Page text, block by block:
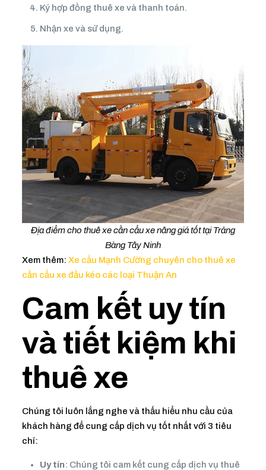
Ký hợp đồng thuê xe và thanh toán.
Nhận xe và sử dụng.
Địa điểm cho thuê xe cần cẩu xe nâng giá tốt tại Trảng
Bàng Tây Ninh
Xem thêm: Xe cẩu Mạnh Cường chuyên cho thuê xe
cần cẩu xe đầu kéo các loại Thuận An
Cam kết uy tín
và tiết kiệm khi
thuê xe
Chúng tôi luôn lắng nghe và thấu hiểu nhu cầu của
khách hàng để cung cấp dịch vụ tốt nhất với 3 tiêu
chí:
Uy tín: Chúng tôi cam kết cung cấp dịch vụ thuê